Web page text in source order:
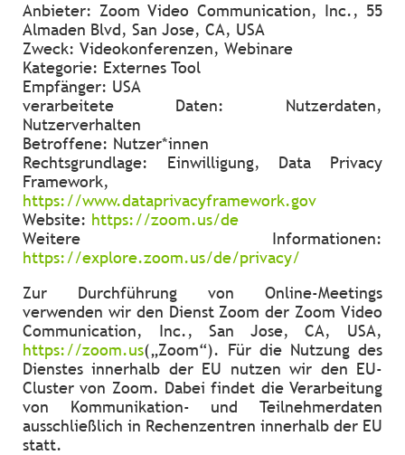
Anbieter: Zoom Video Communication, Inc., 55
Almaden Blvd, San Jose, CA, USA
Zweck: Videokonferenzen, Webinare
Kategorie: Externes Tool
Empfänger: USA
verarbeitete Daten: Nutzerdaten,
Nutzerverhalten
Betroffene: Nutzer*innen
Rechtsgrundlage: Einwilligung, Data Privacy
Framework,
https://www.dataprivacyframework.gov
Website: https://zoom.us/de
Weitere Informationen:
https://explore.zoom.us/de/privacy/
Zur Durchführung von Online-Meetings
verwenden wir den Dienst Zoom der Zoom Video
Communication, Inc., San Jose, CA, USA,
https://zoom.us(„Zoom“). Für die Nutzung des
Dienstes innerhalb der EU nutzen wir den EU-
Cluster von Zoom. Dabei findet die Verarbeitung
von Kommunikation- und Teilnehmerdaten
ausschließlich in Rechenzentren innerhalb der EU
statt.